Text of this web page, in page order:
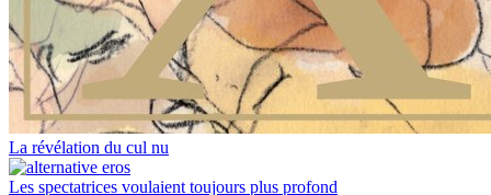
La révélation du cul nu
Les spectatrices voulaient toujours plus profond